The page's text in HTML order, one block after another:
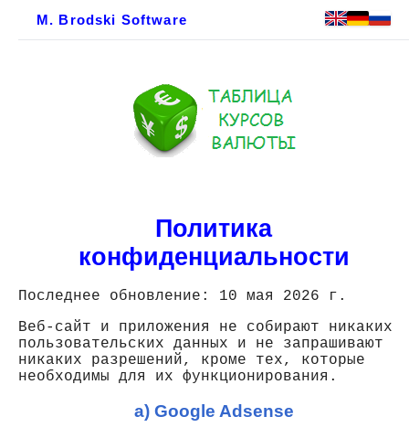
M. Brodski Software
Политика
конфиденциальности
Последнее обновление: 10 мая 2026 г.
Веб-сайт и приложения не собирают никаких
пользовательских данных и не запрашивают
никаких разрешений, кроме тех, которые
необходимы для их функционирования.
а) Google Adsense